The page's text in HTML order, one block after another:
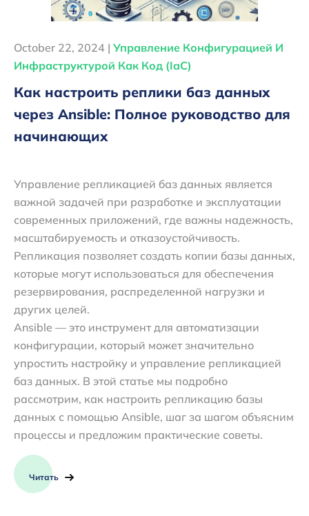
October 22, 2024 | Управление Конфигурацией И
Инфраструктурой Как Код (IaC)
Как настроить реплики баз данных
через Ansible: Полное руководство для
начинающих
Управление репликацией баз данных является
важной задачей при разработке и эксплуатации
современных приложений, где важны надежность,
масштабируемость и отказоустойчивость.
Репликация позволяет создать копии базы данных,
которые могут использоваться для обеспечения
резервирования, распределенной нагрузки и
других целей.
Ansible — это инструмент для автоматизации
конфигурации, который может значительно
упростить настройку и управление репликацией
баз данных. В этой статье мы подробно
рассмотрим, как настроить репликацию базы
данных с помощью Ansible, шаг за шагом объясним
процессы и предложим практические советы.
Читать